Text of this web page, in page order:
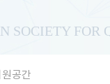
SOCIETY FOR
원공간